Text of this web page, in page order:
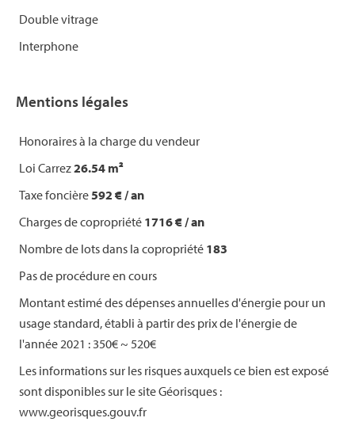
Double vitrage
Interphone
Mentions légales
Honoraires à la charge du vendeur
Loi Carrez26.54 m²
Taxe foncière592 € / an
Charges de copropriété 1716 € / an
Nombre de lots dans la copropriété 183
Pas de procédure en cours
Montant estimé des dépenses annuelles d'énergie pour un
usage standard, établi à partir des prix de l'énergie de
l'année 2021 : 350€ ~ 520€
Les informations sur les risques auxquels ce bien est exposé
sont disponibles sur le site Géorisques :
www.georisques.gouv.fr